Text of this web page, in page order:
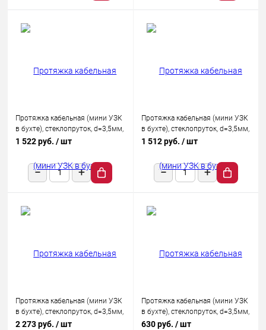
Протяжка кабельная (мини УЗК
в бухте), стеклопруток, d=3,5мм,
20м КРАСНАЯ
1 522 руб. / шт
Протяжка кабельная (мини УЗК
в бухте), стеклопруток, d=3,5мм,
30м КРАСНАЯ
1 512 руб. / шт
Протяжка кабельная (мини УЗК
в бухте), стеклопруток, d=3,5мм,
50м КРАСНАЯ
2 273 руб. / шт
Протяжка кабельная (мини УЗК
в бухте), стеклопруток, d=3,5мм,
5м КРАСНАЯ
630 руб. / шт